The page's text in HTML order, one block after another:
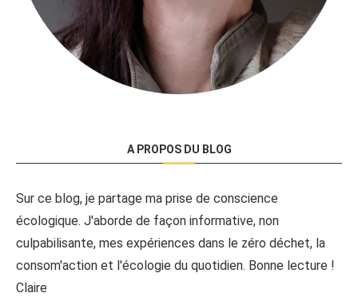
A PROPOS DU BLOG
Sur ce blog, je partage ma prise de conscience
écologique. J'aborde de façon informative, non
culpabilisante, mes expériences dans le zéro déchet, la
consom'action et l'écologie du quotidien. Bonne lecture !
Claire